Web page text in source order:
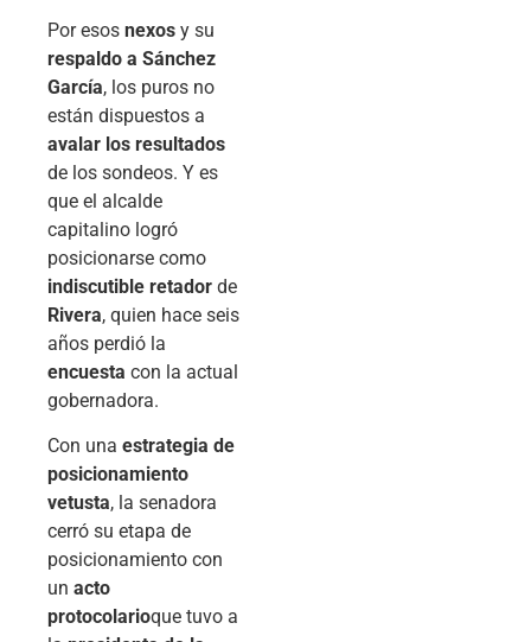
Por esos nexos y su
respaldo a Sánchez
García, los puros no
están dispuestos a
avalar los resultados
de los sondeos. Y es
que el alcalde
capitalino logró
posicionarse como
indiscutible retador de
Rivera, quien hace seis
años perdió la
encuesta con la actual
gobernadora.
Con una estrategia de
posicionamiento
vetusta, la senadora
cerró su etapa de
posicionamiento con
un acto
protocolarioque tuvo a